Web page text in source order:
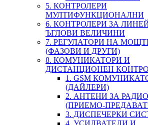
5. КОНТРОЛЕРИ
МУЛТИФУНКЦИОНАЛНИ
6. КОНТРОЛЕРИ ЗА
ЪГЛОВИ ВЕЛИЧИНИ
7. РЕГУЛАТОРИ НА
(ФАЗОВИ И ДРУГИ)
8. КОМУНИКАТОРИ И
ДИСТАНЦИОНЕН
1. GSM
(ДАЙЛЕРИ)
2. АНТЕНИ ЗА
(ПРИЕМО-
3. ДИСПЕЧЕРКИ
4. УСИЛВАТЕЛИ И